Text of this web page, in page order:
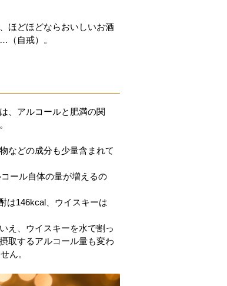
ほどほどならおいしいお酒
（自戒）。
、アルコールと肥満の関
などの成分も少量含まれて
ール自体の量が増えるの
は146kcal、ウイスキーは
え、ウイスキーを水で割っ
取するアルコール量も変わ
ん。